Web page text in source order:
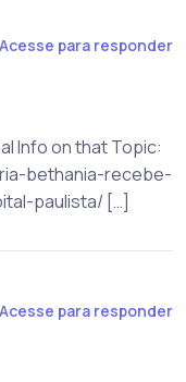
Acesse para responder
Info on that Topic:
bethania-recebe-
paulista/ […]
Acesse para responder